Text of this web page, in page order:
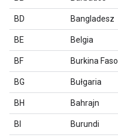
BD Bangladesz
BE Belgia
BF Burkina Faso
BG Bułgaria
BH Bahrajn
BI Burundi